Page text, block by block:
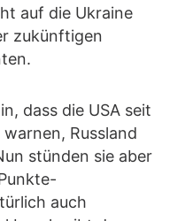
auf die Ukraine
zukünftigen
dass die USA seit
Russland
stünden sie aber
auch